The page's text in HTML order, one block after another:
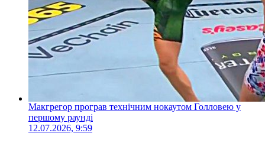
Макгрегор програв технічним нокаутом Голловею у
першому раунді
12.07.2026, 9:59